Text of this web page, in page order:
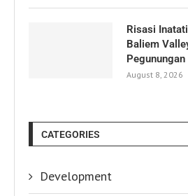
Risasi
Baliem
Pegunungan
August 8, 2026
CATEGORIES
Development